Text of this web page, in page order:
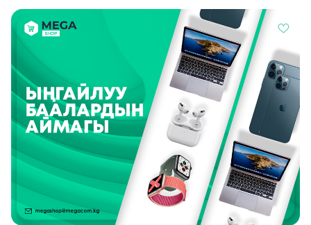
Кызматтар
Кызматтар Көңүл ачуучу Соц. тармактар
Чалуулар жана
Номерди тандоо SIM жеткирүү
Компания
Биз жөнүндө Жаңылыктар MEGAда иште
Өнөктөштөргө
Офис картасы
жана каптоо
Кызмат көрсөтүүлөр
MegaTV MegaKassa